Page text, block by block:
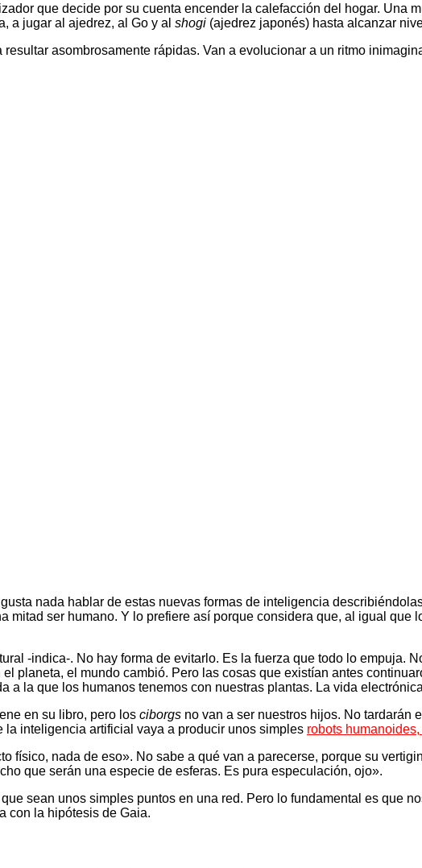
que decide por su cuenta encender la calefacción del hogar. Una
a jugar al ajedrez, al Go y al shogi (ajedrez japonés) hasta alcanzar
asombrosamente rápidas. Van a evolucionar a un ritmo
nada hablar de estas nuevas formas de inteligencia
mitad ser humano. Y lo prefiere así porque considera que, al igual que
-indica-. No hay forma de evitarlo. Es la fuerza que todo lo empuja.
planeta, el mundo cambió. Pero las cosas que existían antes
a la que los humanos tenemos con nuestras plantas. La vida
en su libro, pero los ciborgs no van a ser nuestros hijos. No tardarán
inteligencia artificial vaya a producir unos simples robots
físico, nada de eso». No sabe a qué van a parecerse, porque su
que serán una especie de esferas. Es pura especulación, ojo».
sean unos simples puntos en una red. Pero lo fundamental es que
con la hipótesis de Gaia.